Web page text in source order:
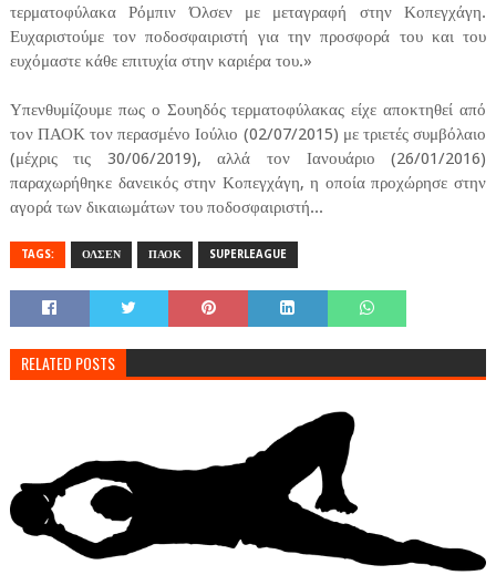
τερματοφύλακα Ρόμπιν Όλσεν με μεταγραφή στην Κοπεγχάγη.
Ευχαριστούμε τον ποδοσφαιριστή για την προσφορά του και του
ευχόμαστε κάθε επιτυχία στην καριέρα του.»
Υπενθυμίζουμε πως ο Σουηδός τερματοφύλακας είχε αποκτηθεί από
τον ΠΑΟΚ τον περασμένο Ιούλιο (02/07/2015) με τριετές συμβόλαιο
(μέχρις τις 30/06/2019), αλλά τον Ιανουάριο (26/01/2016)
παραχωρήθηκε δανεικός στην Κοπεγχάγη, η οποία προχώρησε στην
αγορά των δικαιωμάτων του ποδοσφαιριστή...
TAGS: ΟΛΣΕΝ ΠΑΟΚ SUPERLEAGUE
RELATED POSTS